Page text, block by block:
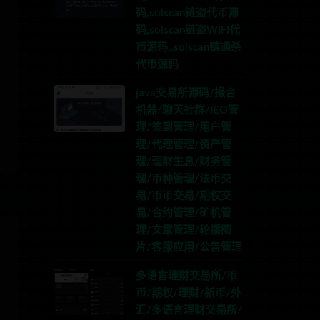
码,solscan链盗代币源
码,solscan链盗WIFI代
币源码,,solscan链通杀
代币源码
java交易所源码/撮合
机器/聊天社群/IEO管
理/签到管理/用户管
理/代理管理/资产管
理/理财生息/财务管
理/币种管理/法币交
易/币币交易/期权交
易/合约管理/矿机管
理/文章管理/轮播图
片/客服应用/公告管理
多语言理财交易所/币
币/期权/理财/新币/外
汇/多语言理财交易所/